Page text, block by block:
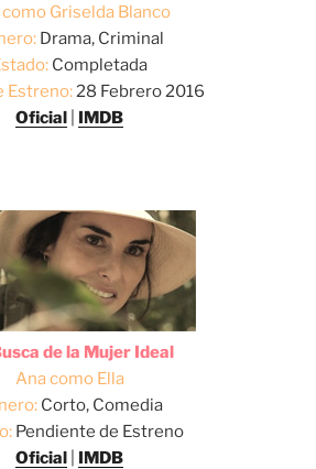
Griselda Blanco
Drama, Criminal
Completada
Estreno:28 Febrero 2016
Oficial
IMDB
de la Mujer Ideal
Ana como Ella
Corto, Comedia
Pendiente de Estreno
Oficial
IMDB